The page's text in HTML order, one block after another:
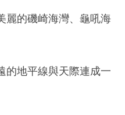
麗的磯崎海灣、龜吼海
的地平線與天際連成一